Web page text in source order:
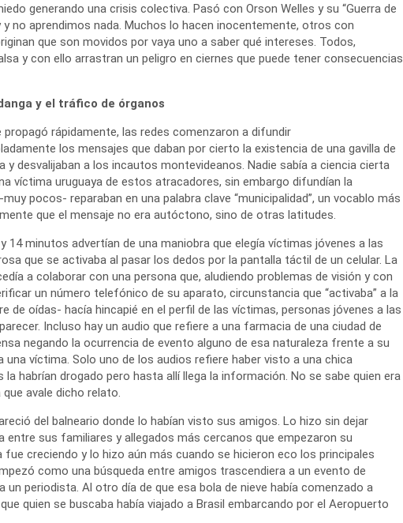
generando una crisis colectiva. Pasó con Orson Welles y su “Guerra de
y no aprendimos nada. Muchos lo hacen inocentemente, otros con
que son movidos por vaya uno a saber qué intereses. Todos,
y con ello arrastran un peligro en ciernes que puede tener consecuencias
y el tráfico de órganos
propagó rápidamente, las redes comenzaron a difundir
los mensajes que daban por cierto la existencia de una gavilla de
desvalijaban a los incautos montevideanos. Nadie sabía a ciencia cierta
víctima uruguaya de estos atracadores, sin embargo difundían la
pocos- reparaban en una palabra clave “municipalidad”, un vocablo más
que el mensaje no era autóctono, sino de otras latitudes.
14 minutos advertían de una maniobra que elegía víctimas jóvenes a las
que se activaba al pasar los dedos por la pantalla táctil de un celular. La
a colaborar con una persona que, aludiendo problemas de visión y con
un número telefónico de su aparato, circunstancia que “activaba” a la
de oídas- hacía hincapié en el perfil de las víctimas, personas jóvenes a las
Incluso hay un audio que refiere a una farmacia de una ciudad de
negando la ocurrencia de evento alguno de esa naturaleza frente a su
víctima. Solo uno de los audios refiere haber visto a una chica
la habrían drogado pero hasta allí llega la información. No se sabe quien era
avale dicho relato.
del balneario donde lo habían visto sus amigos. Lo hizo sin dejar
entre sus familiares y allegados más cercanos que empezaron su
creciendo y lo hizo aún más cuando se hicieron eco los principales
como una búsqueda entre amigos trascendiera a un evento de
periodista. Al otro día de que esa bola de nieve había comenzado a
quien se buscaba había viajado a Brasil embarcando por el Aeropuerto